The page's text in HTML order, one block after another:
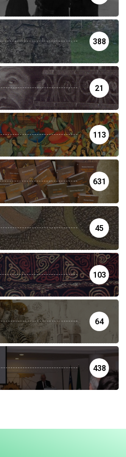
388
21
113
631
45
103
64
438